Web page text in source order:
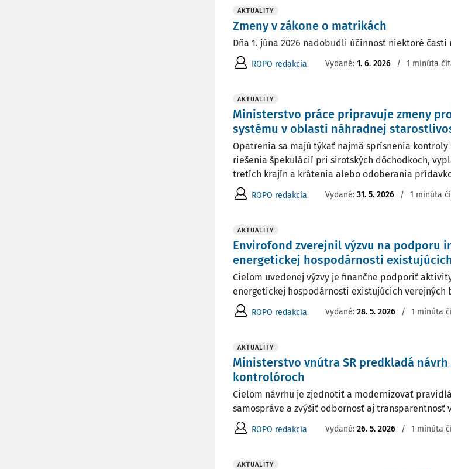
AKTUALITY
Zmeny v zákone o matrikách
Dňa 1. júna 2026 nadobudli účinnosť niektoré
ROPO redakcia Vydané: 1. 6. 2026 / 1 minúta
AKTUALITY
Ministerstvo práce pripravuje zmeny
systému v oblasti náhradnej
Opatrenia sa majú týkať najmä sprísnenia
riešenia špekulácií pri sirotských dôchodkoch,
tretích krajín a krátenia alebo odoberania
ROPO redakcia Vydané: 31. 5. 2026 / 1 minúta
AKTUALITY
Envirofond zverejnil výzvu na podporu
energetickej hospodárnosti
Cieľom uvedenej výzvy je finančne podporiť
energetickej hospodárnosti existujúcich verejných
ROPO redakcia Vydané: 28. 5. 2026 / 1 minúta
AKTUALITY
Ministerstvo vnútra SR predkladá
kontrolóroch
Cieľom návrhu je zjednotiť a modernizovať
samospráve a zvýšiť odbornosť aj transparentnosť
ROPO redakcia Vydané: 26. 5. 2026 / 1 minúta
AKTUALITY